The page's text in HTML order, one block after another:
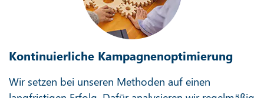
Kontinuierliche Kampagnenoptimierung
Wir setzen bei unseren Methoden auf einen